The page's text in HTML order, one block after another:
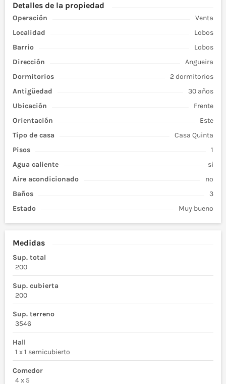
Detalles de la propiedad
Operación
Venta
Localidad
Lobos
Barrio
Lobos
Dirección
Angueira
Dormitorios
2 dormitorios
Antigüedad
30 años
Ubicación
Frente
Orientación
Este
Tipo de casa
Casa Quinta
Pisos
1
Agua caliente
si
Aire acondicionado
no
Baños
3
Estado
Muy bueno
Medidas
Sup. total
200
Sup. cubierta
200
Sup. terreno
3546
Hall
1 x 1 semicubierto
Comedor
4 x 5